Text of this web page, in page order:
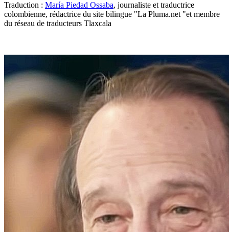
Traduction : María Piedad Ossaba, journaliste et traductrice
colombienne, rédactrice du site bilingue "La Pluma.net "et membre
du réseau de traducteurs Tlaxcala